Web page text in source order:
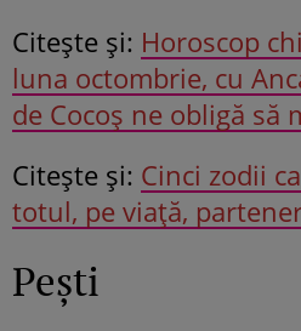
Citeşte şi: Horoscop
luna octombrie, cu
de Cocoș ne obligă să
Citeşte şi: Cinci zodii
totul, pe viață,
Pești